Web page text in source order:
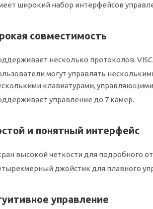
широкий набор интерфейсов
совместимость
несколько протоколов:
могут управлять
клавиатурами,
управление до 7 камер.
и понятный интерфейс
высокой четкости для подробного
джойстик для плавного
управление